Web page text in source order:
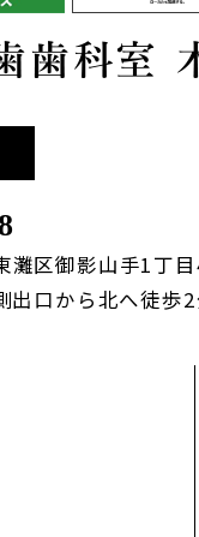
灘区御影山手1丁
出口から北へ徒歩